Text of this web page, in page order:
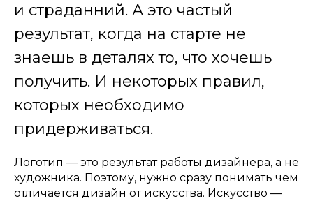
и страданний. А это частый
результат, когда на старте не
знаешь в деталях то, что хочешь
получить. И некоторых правил,
которых необходимо
придерживаться.
Логотип — это результат работы дизайнера, а не
художника. Поэтому, нужно сразу понимать чем
отличается дизайн от искусства. Искусство —